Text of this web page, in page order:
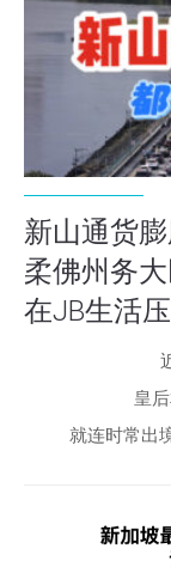
新山通货
柔佛州务
在JB生活
皇
就连时常出